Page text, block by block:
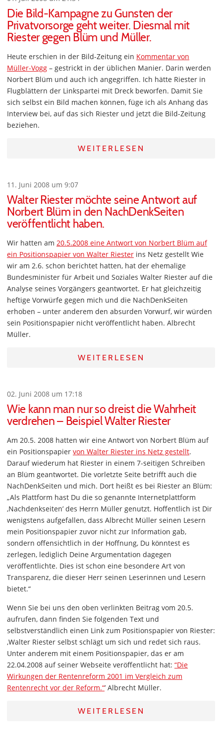
Die Bild-Kampagne zu Gunsten der
Privatvorsorge geht weiter. Diesmal mit
Riester gegen Blüm und Müller.
Heute erschien in der Bild-Zeitung ein Kommentar von
Müller-Vogg – gestrickt in der üblichen Manier. Darin werden
Norbert Blüm und auch ich angegriffen. Ich hätte Riester in
Flugblättern der Linkspartei mit Dreck beworfen. Damit Sie
sich selbst ein Bild machen können, füge ich als Anhang das
Interview bei, auf das sich Riester und jetzt die Bild-Zeitung
beziehen.
WEITERLESEN
11. Juni 2008 um 9:07
Walter Riester möchte seine Antwort auf
Norbert Blüm in den NachDenkSeiten
veröffentlicht haben.
Wir hatten am 20.5.2008 eine Antwort von Norbert Blüm auf
ein Positionspapier von Walter Riester ins Netz gestellt Wie
wir am 2.6. schon berichtet hatten, hat der ehemalige
Bundesminister für Arbeit und Soziales Walter Riester auf die
Analyse seines Vorgängers geantwortet. Er hat gleichzeitig
heftige Vorwürfe gegen mich und die NachDenkSeiten
erhoben – unter anderem den absurden Vorwurf, wir würden
sein Positionspapier nicht veröffentlicht haben. Albrecht
Müller.
WEITERLESEN
02. Juni 2008 um 17:18
Wie kann man nur so dreist die Wahrheit
verdrehen – Beispiel Walter Riester
Am 20.5. 2008 hatten wir eine Antwort von Norbert Blüm auf
ein Positionspapier von Walter Riester ins Netz gestellt.
Darauf wiederum hat Riester in einem 7-seitigen Schreiben
an Blüm geantwortet. Die vorletzte Seite betrifft auch die
NachDenkSeiten und mich. Dort heißt es bei Riester an Blüm:
„Als Plattform hast Du die so genannte Internetplattform
‚Nachdenkseiten’ des Herrn Müller genutzt. Hoffentlich ist Dir
wenigstens aufgefallen, dass Albrecht Müller seinen Lesern
mein Positionspapier zuvor nicht zur Information gab,
sondern offensichtlich in der Hoffnung, Du könntest es
zerlegen, lediglich Deine Argumentation dagegen
veröffentlichte. Dies ist schon eine besondere Art von
Transparenz, die dieser Herr seinen Leserinnen und Lesern
bietet.“
Wenn Sie bei uns den oben verlinkten Beitrag vom 20.5.
aufrufen, dann finden Sie folgenden Text und
selbstverständlich einen Link zum Positionspapier von Riester:
‚Walter Riester selbst schlägt um sich und redet sich raus.
Unter anderem mit einem Positionspapier, das er am
22.04.2008 auf seiner Webseite veröffentlicht hat: “Die
Wirkungen der Rentenreform 2001 im Vergleich zum
Rentenrecht vor der Reform.“’ Albrecht Müller.
WEITERLESEN